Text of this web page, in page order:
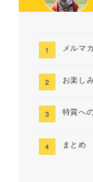
メルマ
お楽し
特賞へ
まとめ